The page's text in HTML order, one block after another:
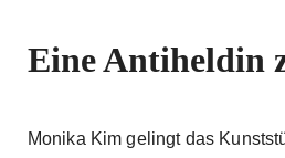
Eine Antiheldin
Monika Kim gelingt das